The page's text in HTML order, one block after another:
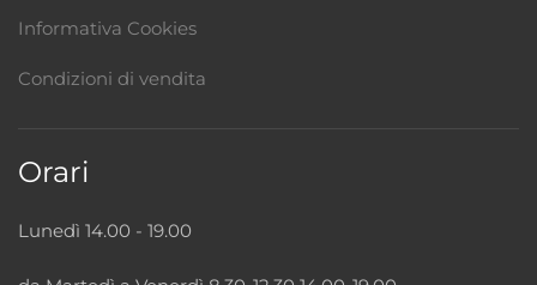
Informativa Cookies
Condizioni di vendita
Orari
Lunedì 14.00 - 19.00